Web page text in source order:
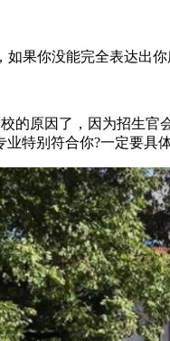
你没能完全表达出你
原因了，因为招生官
特别符合你?一定要具